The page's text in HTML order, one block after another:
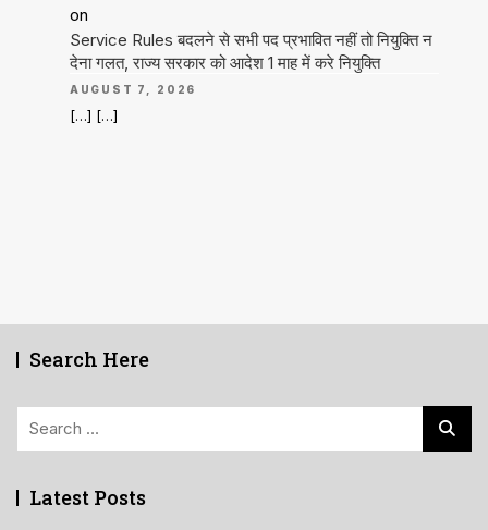
on
Service Rules बदलने से सभी पद प्रभावित नहीं तो नियुक्ति न
देना गलत, राज्य सरकार को आदेश 1 माह में करे नियुक्ति
AUGUST 7, 2026
[…] […]
Search Here
Latest Posts